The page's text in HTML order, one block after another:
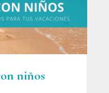
niños